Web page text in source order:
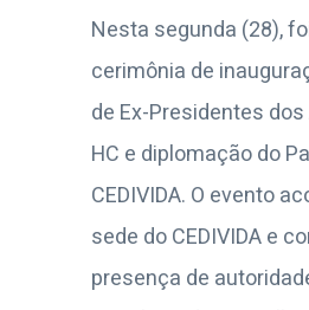
Nesta segunda (28),
cerimônia de
de Ex-Presidentes
HC e diplomação do
CEDIVIDA. O evento
sede do CEDIVIDA e
presença de